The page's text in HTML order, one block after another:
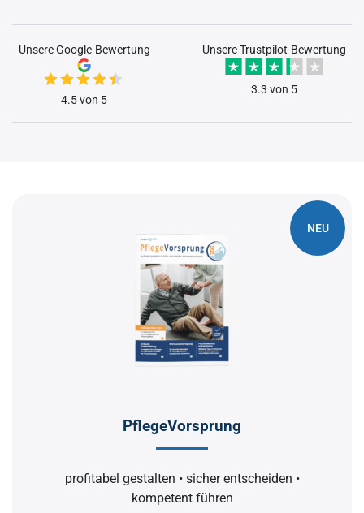
Unsere Google-Bewertung
4.5 von 5
Unsere Trustpilot-Bewertung
3.3 von 5
NEU
PflegeVorsprung
profitabel gestalten • sicher entscheiden •
kompetent führen